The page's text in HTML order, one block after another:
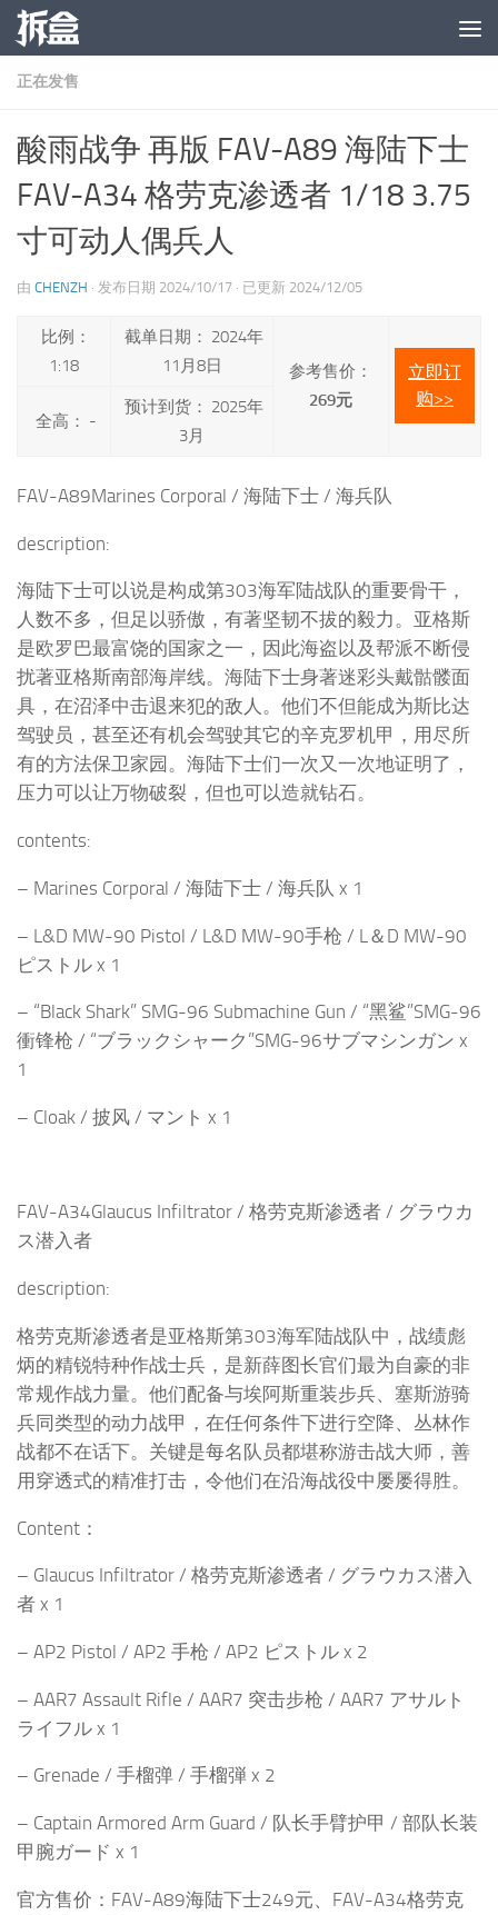
跳至内容
正在发售
酸雨战争 再版 FAV-A89 海陆下士
FAV-A34 格劳克渗透者 1/18 3.75
寸可动人偶兵人
由 CHENZH · 发布日期 2024/10/17 · 已更新 2024/12/05
比例：
1:18
截单日期： 2024年
11月8日
参考售价：
269元
立即订
购>>
全高： -
预计到货： 2025年
3月
FAV-A89Marines Corporal / 海陆下士 / 海兵队
description:
海陆下士可以说是构成第303海军陆战队的重要骨干，
人数不多，但足以骄傲，有著坚韧不拔的毅力。亚格斯
是欧罗巴最富饶的国家之一，因此海盗以及帮派不断侵
扰著亚格斯南部海岸线。海陆下士身著迷彩头戴骷髅面
具，在沼泽中击退来犯的敌人。他们不但能成为斯比达
驾驶员，甚至还有机会驾驶其它的辛克罗机甲，用尽所
有的方法保卫家园。海陆下士们一次又一次地证明了，
压力可以让万物破裂，但也可以造就钻石。
contents:
– Marines Corporal / 海陆下士 / 海兵队 x 1
– L&D MW-90 Pistol / L&D MW-90手枪 / L＆D MW-90
ピストル x 1
– “Black Shark” SMG-96 Submachine Gun / “黑鲨”SMG-96
衝锋枪 / “ブラックシャーク”SMG-96サブマシンガン x
1
– Cloak / 披风 / マント x 1
FAV-A34Glaucus Infiltrator / 格劳克斯渗透者 / グラウカ
ス潜入者
description:
格劳克斯渗透者是亚格斯第303海军陆战队中，战绩彪
炳的精锐特种作战士兵，是新薛图长官们最为自豪的非
常规作战力量。他们配备与埃阿斯重装步兵、塞斯游骑
兵同类型的动力战甲，在任何条件下进行空降、丛林作
战都不在话下。关键是每名队员都堪称游击战大师，善
用穿透式的精准打击，令他们在沿海战役中屡屡得胜。
Content：
– Glaucus Infiltrator / 格劳克斯渗透者 / グラウカス潜入
者 x 1
– AP2 Pistol / AP2 手枪 / AP2 ピストル x 2
– AAR7 Assault Rifle / AAR7 突击步枪 / AAR7 アサルト
ライフル x 1
– Grenade / 手榴弹 / 手榴弾 x 2
– Captain Armored Arm Guard / 队长手臂护甲 / 部队长装
甲腕ガード x 1
官方售价：FAV-A89海陆下士249元、FAV-A34格劳克